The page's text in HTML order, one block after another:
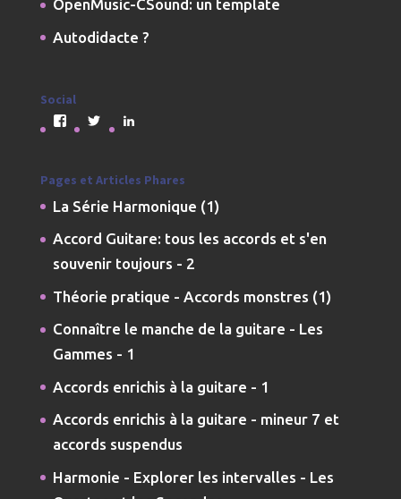
OpenMusic-CSound: un template
Autodidacte ?
Social
Voir
le
jmdarremont
Facebook
Voir
le
JMDarremont
Twitter
jmdarremont
LinkedIn
Pages et Articles Phares
La Série Harmonique (1)
Accord Guitare: tous les accords et s'en
souvenir toujours - 2
Théorie pratique - Accords monstres (1)
Connaître le manche de la guitare - Les
Gammes - 1
Accords enrichis à la guitare - 1
Accords enrichis à la guitare - mineur 7 et
accords suspendus
Harmonie - Explorer les intervalles - Les